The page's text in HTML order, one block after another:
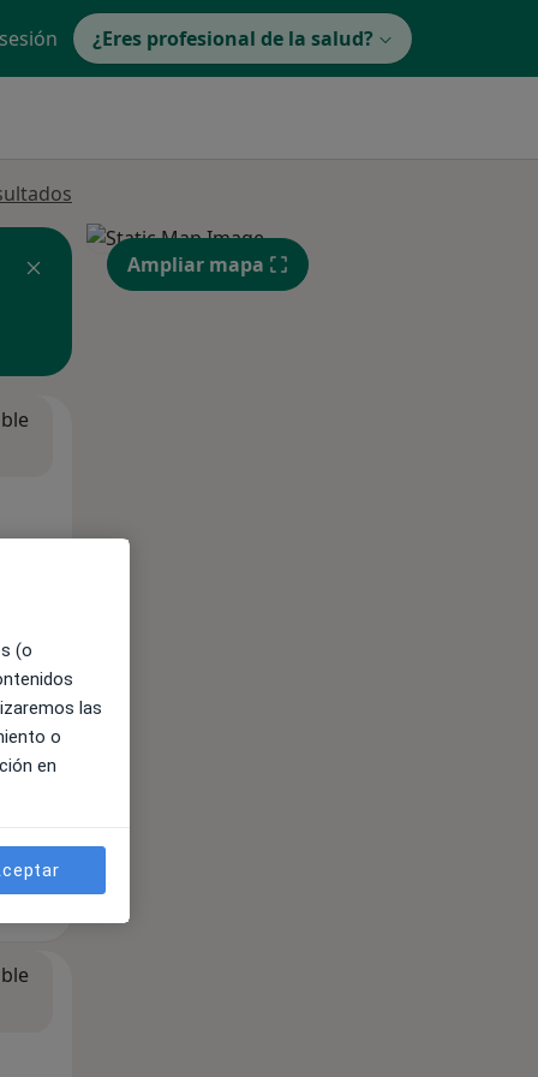
¿Eres profesional de la salud?
Ampliar mapa
(o
las
o
en